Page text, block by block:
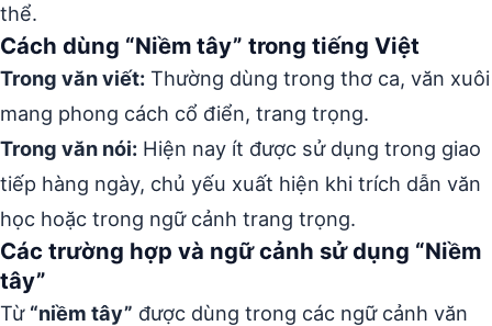
thể.
Cách dùng “Niềm tây” trong tiếng Việt
Trong văn viết: Thường dùng trong thơ ca, văn xuôi
mang phong cách cổ điển, trang trọng.
Trong văn nói: Hiện nay ít được sử dụng trong giao
tiếp hàng ngày, chủ yếu xuất hiện khi trích dẫn văn
học hoặc trong ngữ cảnh trang trọng.
Các trường hợp và ngữ cảnh sử dụng “Niềm
tây”
Từ “niềm tây” được dùng trong các ngữ cảnh văn